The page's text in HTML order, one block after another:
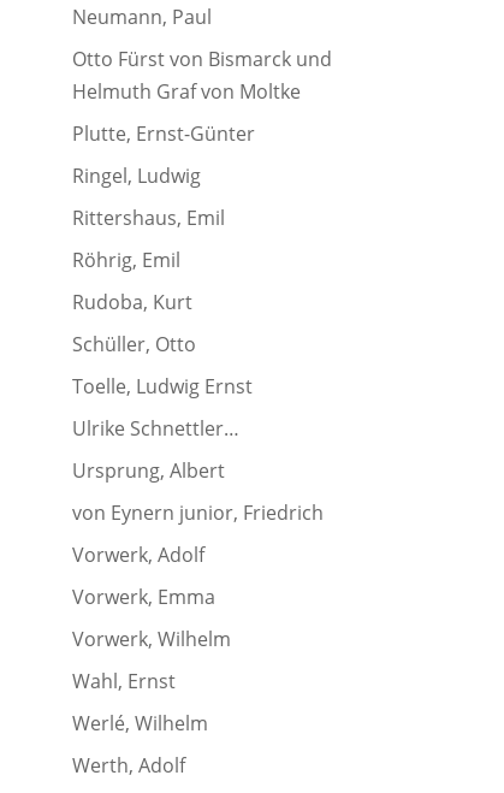
Neumann, Paul
Otto Fürst von Bismarck und
Helmuth Graf von Moltke
Plutte, Ernst-Günter
Ringel, Ludwig
Rittershaus, Emil
Röhrig, Emil
Rudoba, Kurt
Schüller, Otto
Toelle, Ludwig Ernst
Ulrike Schnettler…
Ursprung, Albert
von Eynern junior, Friedrich
Vorwerk, Adolf
Vorwerk, Emma
Vorwerk, Wilhelm
Wahl, Ernst
Werlé, Wilhelm
Werth, Adolf